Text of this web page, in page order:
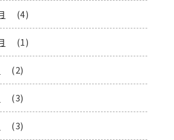
(4)
(1)
(2)
(3)
(3)